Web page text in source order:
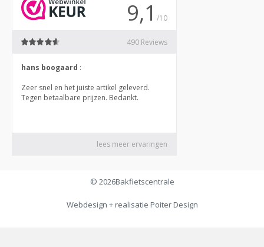
© 2026Bakfietscentrale
Webdesign + realisatie Poiter Design